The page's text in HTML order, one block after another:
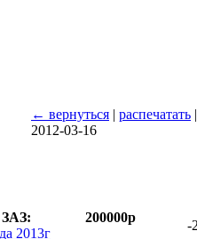
← вернуться | распечатать
2012-03-16
ЗАЗ:
2013г
200000р
-